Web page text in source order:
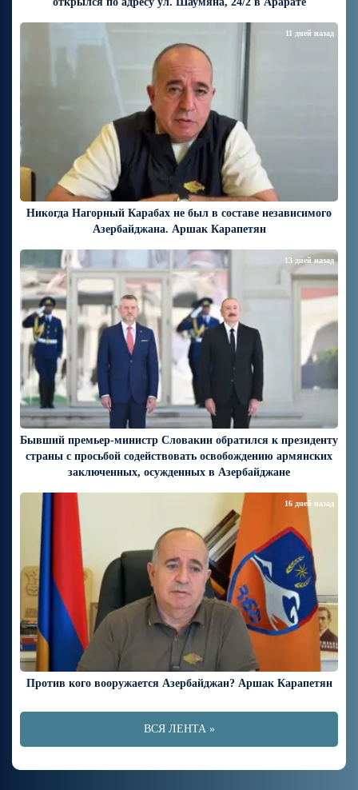
Никогда Нагорный Карабах не был в составе независимого
Азербайджана. Аршак Карапетян
11 дней назад
Бывший премьер-министр Словакии обратился к президенту
страны с просьбой содействовать освобождению армянских
заключенных, осужденных в Азербайджане
13 дней назад
Против кого вооружается Азербайджан? Аршак Карапетян
16 дней назад
ВСЯ ЛЕНТА »